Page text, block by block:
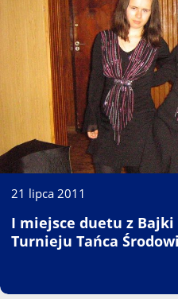
21 lipca 2011
I miejsce duetu z
Turnieju Tańca